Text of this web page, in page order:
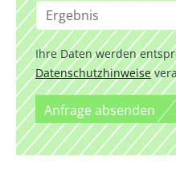
Ihre Daten werden
Datenschutzhinweise
Anfrage absenden